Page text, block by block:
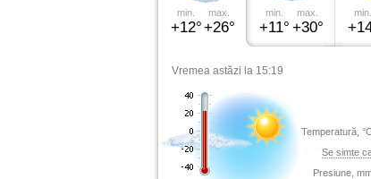
min.
+12°
max.
+26°
min.
+11°
max.
+30°
min.
Vremea astăzi la 15:19
Temperatură,
Se simte
Presiune,